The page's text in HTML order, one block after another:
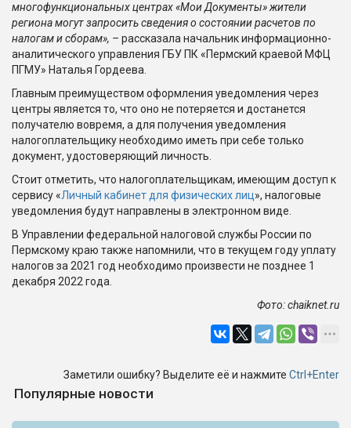
многофункциональных центрах «Мои Документы» жители
региона могут запросить сведения о состоянии расчетов по
налогам и сборам», – рассказала начальник информационно-
аналитического управления ГБУ ПК «Пермский краевой МФЦ
ПГМУ» Наталья Гордеева.
Главным преимуществом оформления уведомления через
центры является то, что оно не потеряется и достанется
получателю вовремя, а для получения уведомления
налогоплательщику необходимо иметь при себе только
документ, удостоверяющий личность.
Стоит отметить, что налогоплательщикам, имеющим доступ к
сервису «Личный кабинет для физических лиц», налоговые
уведомления будут направлены в электронном виде.
В Управлении федеральной налоговой службы России по
Пермскому краю также напомнили, что в текущем году уплату
налогов за 2021 год необходимо произвести не позднее 1
декабря 2022 года.
Фото:chaiknet.ru
Заметили ошибку? Выделите её и нажмите Ctrl+Enter
Популярные новости